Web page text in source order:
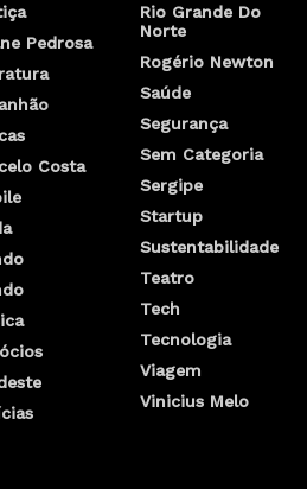
Pedrosa
Costa
Rio Grande Do
Norte
Rogério Newton
Saúde
Segurança
Sem Categoria
Sergipe
Startup
Sustentabilidade
Teatro
Tech
Tecnologia
Viagem
Vinicius Melo